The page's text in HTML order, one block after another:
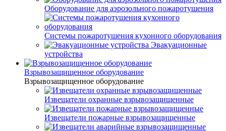
Оборудование для аэрозольного пожаротушения
Системы пожаротушения кухонного оборудования
Эвакуационные
устройства
Взрывозащищенное оборудование
Взрывозащищенное оборудование
Извещатели охранные взрывозащищенные
Извещатели пожарные взрывозащищенные